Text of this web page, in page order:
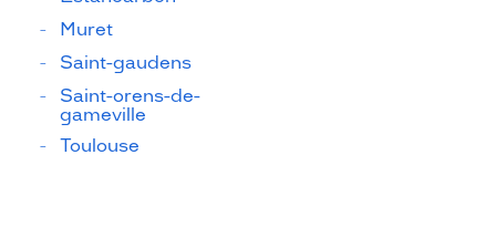
Muret
Saint-gaudens
Saint-orens-de-
gameville
Toulouse